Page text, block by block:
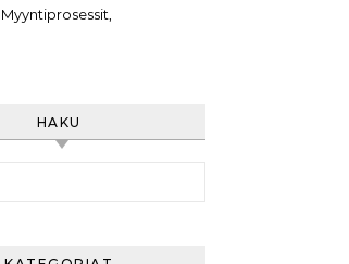
Myyntiprosessit,
HAKU